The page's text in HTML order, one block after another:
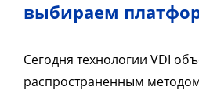
выбираем
Сегодня технологии VDI
распространенным